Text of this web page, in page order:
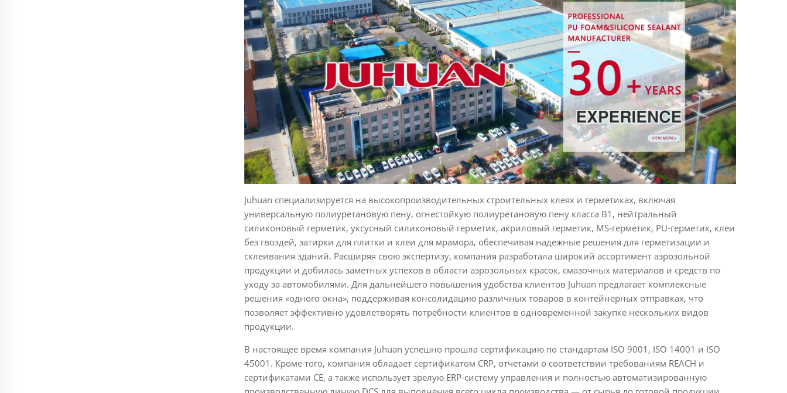
Juhuan специализируется на высокопроизводительных строительных клеях и герметиках, включая
универсальную полиуретановую пену, огнестойкую полиуретановую пену класса B1, нейтральный
силиконовый герметик, уксусный силиконовый герметик, акриловый герметик, MS-герметик, PU-герметик, клеи
без гвоздей, затирки для плитки и клеи для мрамора, обеспечивая надежные решения для герметизации и
склеивания зданий. Расширяя свою экспертизу, компания разработала широкий ассортимент аэрозольной
продукции и добилась заметных успехов в области аэрозольных красок, смазочных материалов и средств по
уходу за автомобилями. Для дальнейшего повышения удобства клиентов Juhuan предлагает комплексные
решения «одного окна», поддерживая консолидацию различных товаров в контейнерных отправках, что
позволяет эффективно удовлетворять потребности клиентов в одновременной закупке нескольких видов
продукции.
В настоящее время компания Juhuan успешно прошла сертификацию по стандартам ISO 9001, ISO 14001 и ISO
45001. Кроме того, компания обладает сертификатом CRP, отчётами о соответствии требованиям REACH и
сертификатами CE, а также использует зрелую ERP-систему управления и полностью автоматизированную